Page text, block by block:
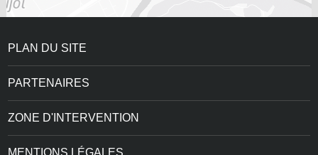
PLAN DU SITE
PARTENAIRES
ZONE D'INTERVENTION
MENTIONS LÉGALES